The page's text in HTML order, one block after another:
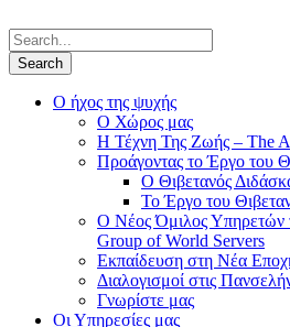
Ο ήχος της ψυχής
Ο Χώρος μας
Η Τέχνη Της Ζωής – The
Προάγοντας το Έργο του
Ο Θιβετανός
Το Έργο του
Ο Νέος Όμιλος
Group of World Servers
Εκπαίδευση στη Νέα
Διαλογισμοί στις
Γνωρίστε μας
Οι Υπηρεσίες μας